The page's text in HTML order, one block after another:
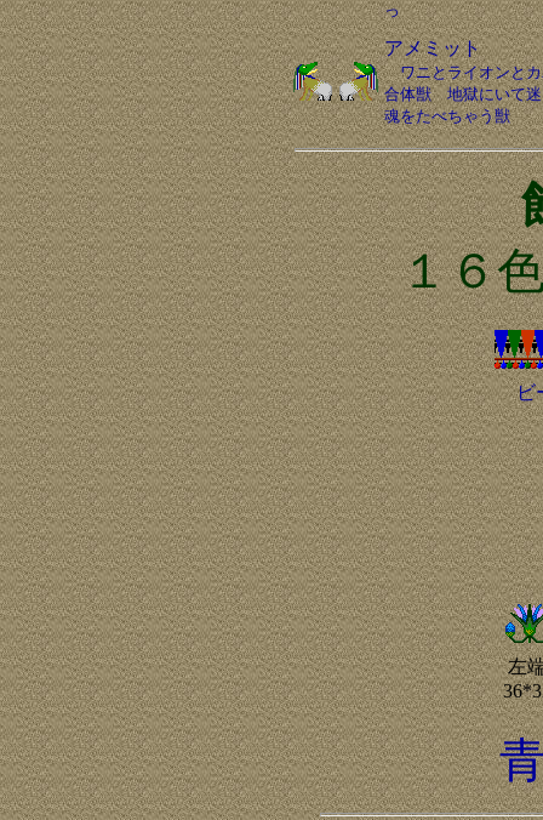
っ
アメミット
ワニとライオンとカ
合体獣 地獄にいて
魂をたべちゃう獣
１６
ビ
左